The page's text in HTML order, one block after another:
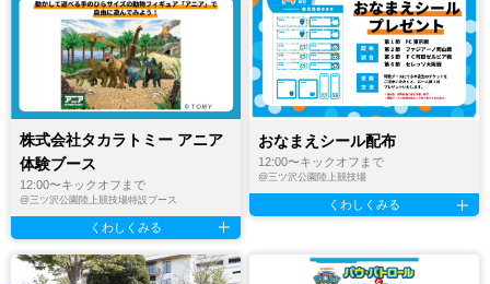
株式会社タカラトミー アニア
体験ブース
12:00〜キックオフまで
@三ツ沢公園陸上競技場特設ブース
くわしくみる
おなまえシール配布
12:00〜キックオフまで
@三ツ沢公園陸上競技場
くわしくみる